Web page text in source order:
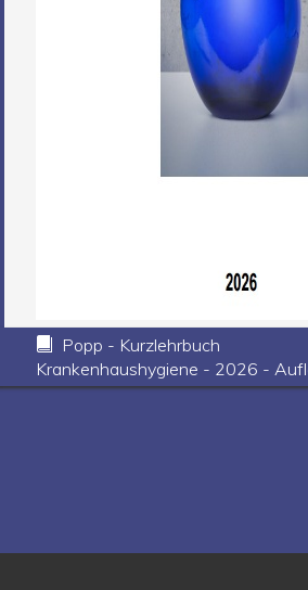
Popp - Kurzlehrbuch
Krankenhaushygiene - 2026 -